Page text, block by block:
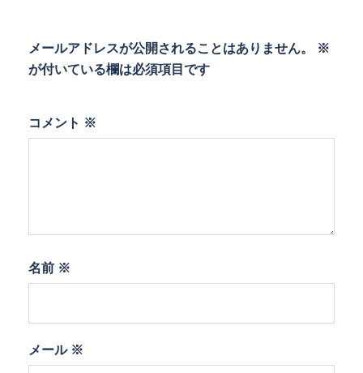
メールアドレスが公開されることはありません。
※
が付いている欄は必須項目です
コメント ※
名前 ※
メール ※